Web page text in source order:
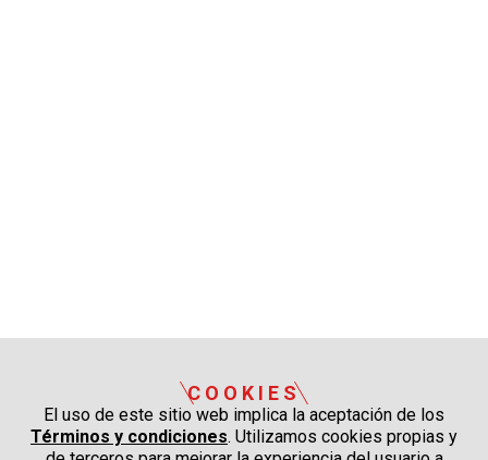
COOKIES
El uso de este sitio web implica la aceptación de los
Términos y condiciones. Utilizamos cookies propias y